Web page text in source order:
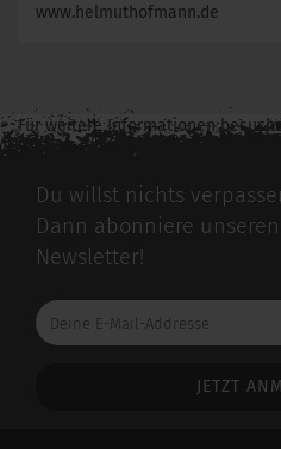
www.helmuthofmann.de
Für weitere Informationen
zu diesem Artikel.
Du willst nichts
Dann abonniere
Newsletter!
Deine
E-